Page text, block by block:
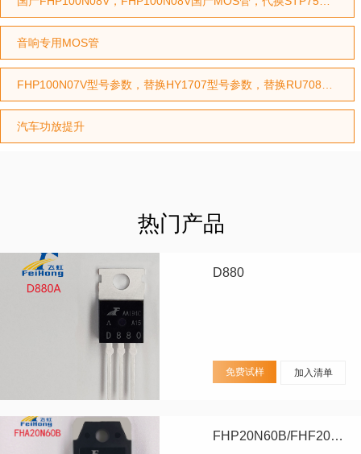
音响专用MOS管
汽车功放提升
热门产品
D880
免费试样 加入清单
FHP20N60B/FHF20N60B/FHA20N60B